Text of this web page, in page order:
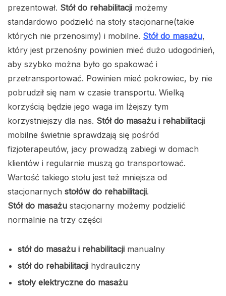
prezentował. Stół do rehabilitacji możemy
standardowo podzielić na stoły stacjonarne(takie
których nie przenosimy) i mobilne. Stół do masażu,
który jest przenośny powinien mieć dużo udogodnień,
aby szybko można było go spakować i
przetransportować. Powinien mieć pokrowiec, by nie
pobrudził się nam w czasie transportu. Wielką
korzyścią będzie jego waga im lżejszy tym
korzystniejszy dla nas. Stół do masażu i rehabilitacji
mobilne świetnie sprawdzają się pośród
fizjoterapeutów, jacy prowadzą zabiegi w domach
klientów i regularnie muszą go transportować.
Wartość takiego stołu jest też mniejsza od
stacjonarnych stołów do rehabilitacji.
Stół do masażu stacjonarny możemy podzielić
normalnie na trzy części
stół do masażu i rehabilitacji manualny
stół do rehabilitacji hydrauliczny
stoły elektryczne do masażu